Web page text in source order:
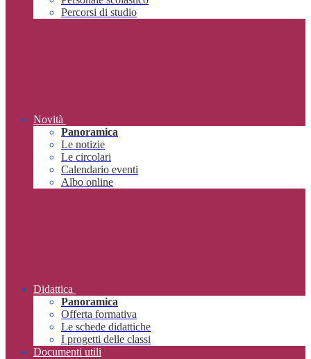
Percorsi di studio
Novità
Panoramica
Le notizie
Le circolari
Calendario eventi
Albo online
Didattica
Panoramica
Offerta formativa
Le schede didattiche
I progetti delle classi
Documenti utili